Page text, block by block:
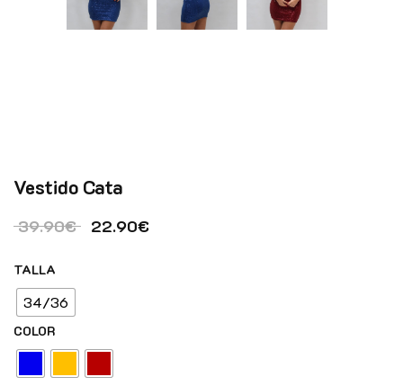
Vestido Cata
39.90€ El precio original era: 39.90€.
22.90€El precio actual es: 22.90€.
TALLA
34/36
COLOR